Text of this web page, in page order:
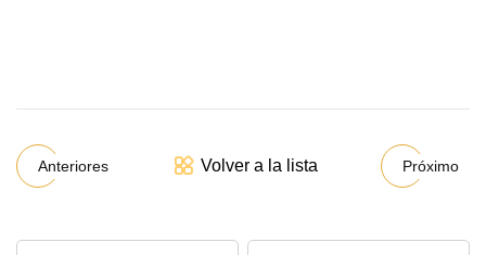
Anteriores Volver a la lista Próximo